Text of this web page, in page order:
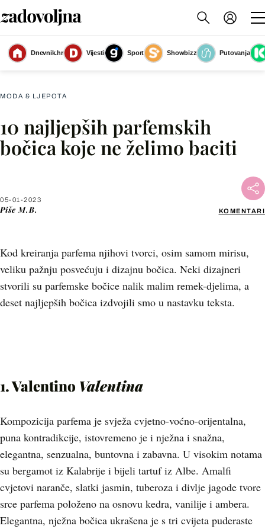
Dnevnik.hr Vijesti Sport Showbizz
Putovanja
Slika nije dostupna
MODA & LJEPOTA
10 najljepših parfemskih
bočica koje ne želimo baciti
05-01-2023
Piše M.B. KOMENTARI
Kod kreiranja parfema njihovi tvorci, osim samom mirisu,
veliku pažnju posvećuju i dizajnu bočica. Neki dizajneri
stvorili su parfemske bočice nalik malim remek-djelima, a
deset najljepših bočica izdvojili smo u nastavku teksta.
Facebook
1. Valentino Valentina
Kompozicija parfema je svježa cvjetno-voćno-orijentalna,
puna kontradikcije, istovremeno je i nježna i snažna,
elegantna, senzualna, buntovna i zabavna. U visokim notama
su bergamot iz Kalabrije i bijeli tartuf iz Albe. Amalfi
cvjetovi naranče, slatki jasmin, tuberoza i divlje jagode tvore
srce parfema položeno na osnovu kedra, vanilije i ambera.
Elegantna, nježna bočica ukrašena je s tri cvijeta puderaste